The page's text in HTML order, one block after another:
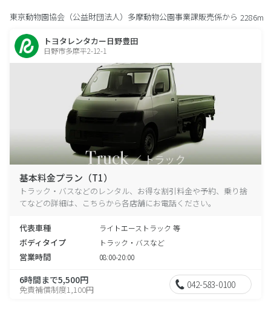
東京動物園協会（公益財団法人）多摩動物公園事業課販売係から 2286m
トヨタレンタカー日野豊田
日野市多摩平2-12-1
基本料金プラン（T1）
トラック・バスなどのレンタル、お得な割引料金や予約、乗り捨
てなどの詳細は、こちらから各店舗にお電話ください。
代表車種 ライトエーストラック 等
ボディタイプ トラック・バスなど
営業時間 08:00-20:00
6時間まで5,500円
免責補償制度1,100円 042-583-0100